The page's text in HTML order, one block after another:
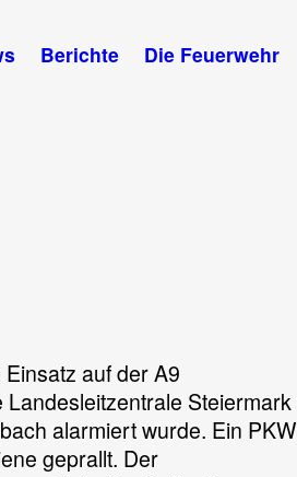
Berichte Die Feuerwehr
auf der A9
Steiermark
alarmiert wurde. Ein PKW
geprallt. Der